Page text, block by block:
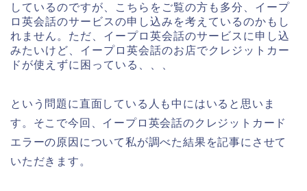
しているのですが、こちらをご覧の方も多分、イープ
ロ英会話のサービスの申し込みを考えているのかもし
れません。ただ、イープロ英会話のサービスに申し込
みたいけど、イープロ英会話のお店でクレジットカー
ドが使えずに困っている、、、
という問題に直面している人も中にはいると思いま
す。そこで今回、イープロ英会話のクレジットカード
エラーの原因について私が調べた結果を記事にさせて
いただきます。